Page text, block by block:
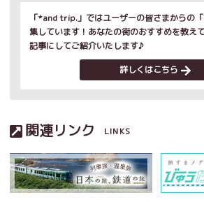
「*and trip.」ではユーザーの皆さまからの
集しています！あなたの街のおすすめを教え
記事にしてご紹介いたします♪
詳しくはこちら
関連リンク LINKS